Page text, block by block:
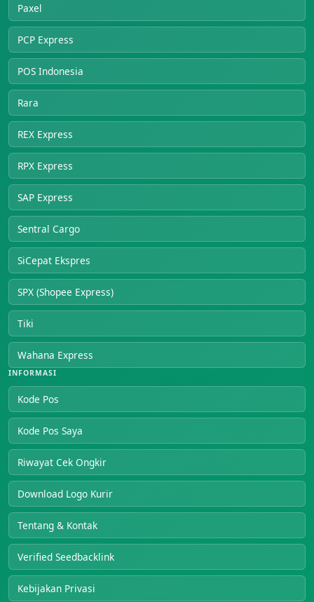
Paxel
PCP Express
POS Indonesia
Rara
REX Express
RPX Express
SAP Express
Sentral Cargo
SiCepat Ekspres
SPX (Shopee Express)
Tiki
Wahana Express
INFORMASI
Kode Pos
Kode Pos Saya
Riwayat Cek Ongkir
Download Logo Kurir
Tentang & Kontak
Verified Seedbacklink
Kebijakan Privasi